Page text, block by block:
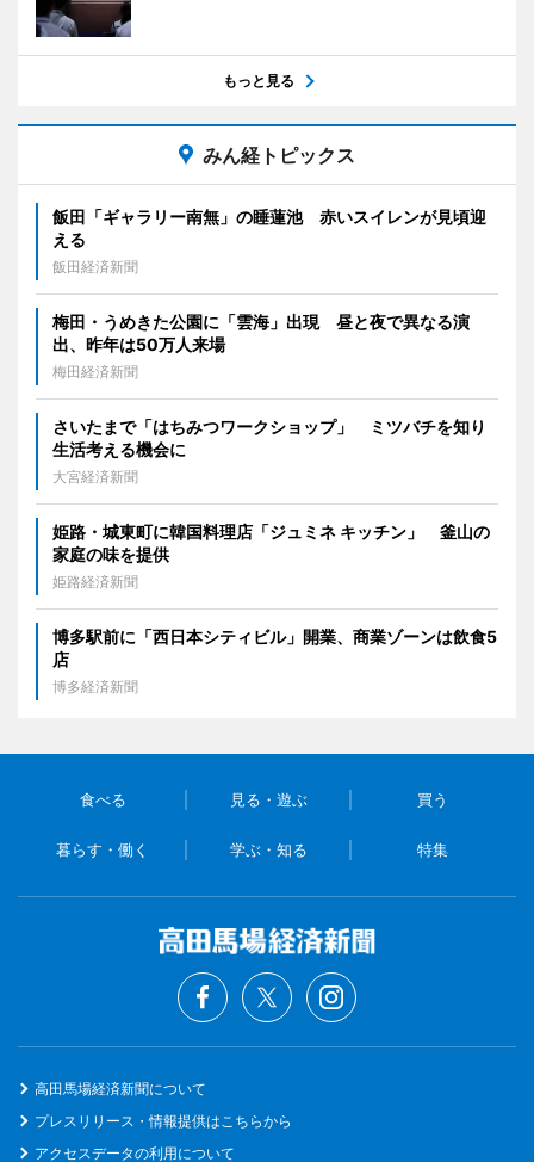
もっと見る
みん経トピックス
飯田「ギャラリー南無」の睡蓮池 赤いスイレンが見頃迎
える
飯田経済新聞
梅田・うめきた公園に「雲海」出現 昼と夜で異なる演
出、昨年は50万人来場
梅田経済新聞
さいたまで「はちみつワークショップ」 ミツバチを知り
生活考える機会に
大宮経済新聞
姫路・城東町に韓国料理店「ジュミネ キッチン」 釜山の
家庭の味を提供
姫路経済新聞
博多駅前に「西日本シティビル」開業、商業ゾーンは飲食5
店
博多経済新聞
食べる 見る・遊ぶ 買う
暮らす・働く 学ぶ・知る 特集
高田馬場経済新聞について
プレスリリース・情報提供はこちらから
アクセスデータの利用について